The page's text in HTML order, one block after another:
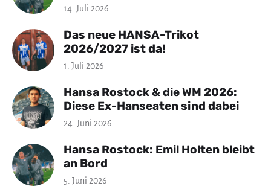
14. Juli 2026
Das neue HANSA-Trikot
2026/2027 ist da!
1. Juli 2026
Hansa Rostock & die WM 2026:
Diese Ex-Hanseaten sind dabei
24. Juni 2026
Hansa Rostock: Emil Holten bleibt
an Bord
5. Juni 2026